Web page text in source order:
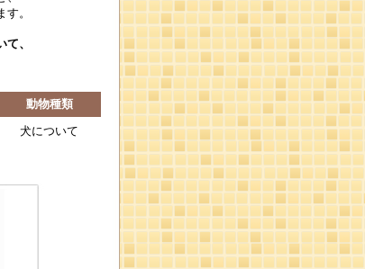
。
、
動物種類
犬について